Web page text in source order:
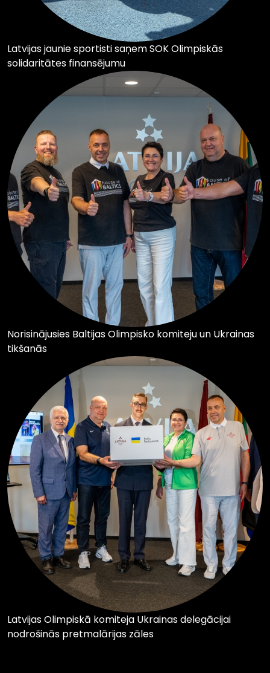
Latvijas jaunie sportisti saņem SOK Olimpiskās
solidaritātes finansējumu
Norisinājusies Baltijas Olimpisko komiteju un Ukrainas
tikšanās
Latvijas Olimpiskā komiteja Ukrainas delegācijai
nodrošinās pretmalārijas zāles